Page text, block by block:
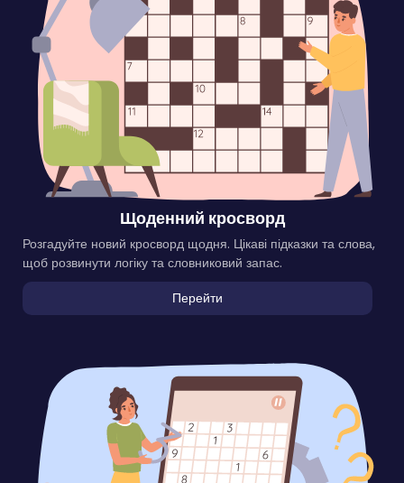
Щоденний кросворд
Розгадуйте новий кросворд щодня. Цікаві підказки та слова,
щоб розвинути логіку та словниковий запас.
Перейти